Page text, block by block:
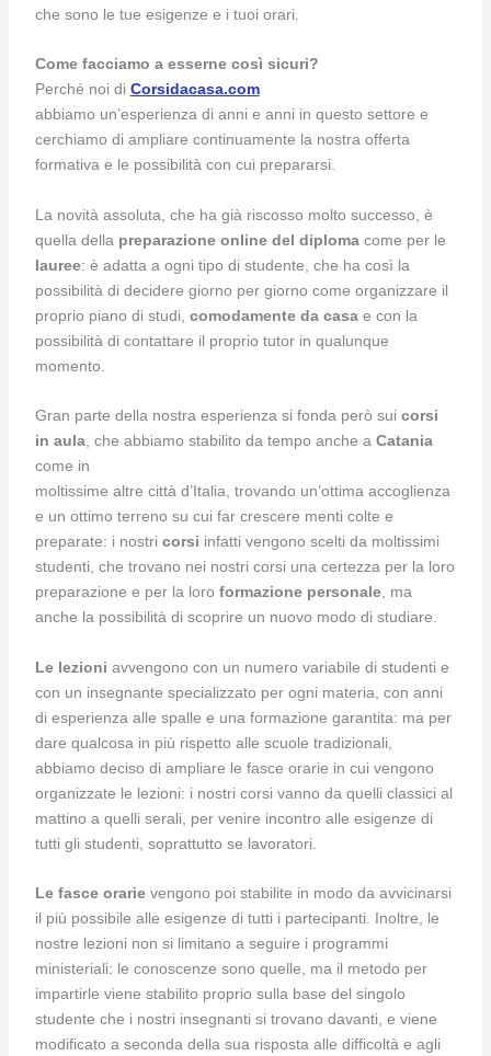
che sono le tue esigenze e i tuoi orari.
Come facciamo a esserne così sicuri?
Perché noi di Corsidacasa.com
abbiamo un’esperienza di anni e anni in questo settore e
cerchiamo di ampliare continuamente la nostra offerta
formativa e le possibilità con cui prepararsi.
La novità assoluta, che ha già riscosso molto successo, è
quella della preparazione online del diplomacome per le
lauree: è adatta a ogni tipo di studente, che ha così la
possibilità di decidere giorno per giorno come organizzare il
proprio piano di studi, comodamente da casae con la
possibilità di contattare il proprio tutor in qualunque
momento.
Gran parte della nostra esperienza si fonda però sui corsi
in aula, che abbiamo stabilito da tempo anche a Catania
come in
moltissime altre città d’Italia, trovando un’ottima accoglienza
e un ottimo terreno su cui far crescere menti colte e
preparate: i nostri corsi infatti vengono scelti da moltissimi
studenti, che trovano nei nostri corsi una certezza per la loro
preparazione e per la loro formazione personale, ma
anche la possibilità di scoprire un nuovo modo di studiare.
Le lezioni avvengono con un numero variabile di studenti e
con un insegnante specializzato per ogni materia, con anni
di esperienza alle spalle e una formazione garantita: ma per
dare qualcosa in più rispetto alle scuole tradizionali,
abbiamo deciso di ampliare le fasce orarie in cui vengono
organizzate le lezioni: i nostri corsi vanno da quelli classici al
mattino a quelli serali, per venire incontro alle esigenze di
tutti gli studenti, soprattutto se lavoratori.
Le fasce orarievengono poi stabilite in modo da avvicinarsi
il più possibile alle esigenze di tutti i partecipanti. Inoltre, le
nostre lezioni non si limitano a seguire i programmi
ministeriali: le conoscenze sono quelle, ma il metodo per
impartirle viene stabilito proprio sulla base del singolo
studente che i nostri insegnanti si trovano davanti, e viene
modificato a seconda della sua risposta alle difficoltà e agli